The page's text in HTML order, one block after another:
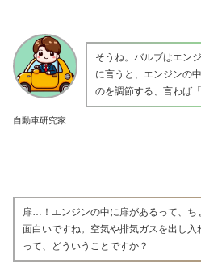
自動車研究家
そうね。バルブはエン
に言うと、エンジンの
のを調節する、言わば
扉…！エンジンの中に扉があるって、ち
面白いですね。空気や排気ガスを出し入
って、どういうことですか？